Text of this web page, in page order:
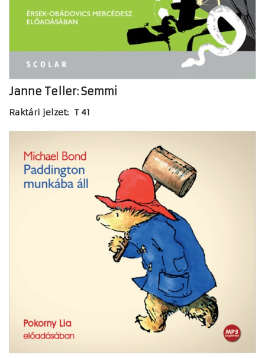
Janne Teller: Semmi
Raktári jelzet: T 41